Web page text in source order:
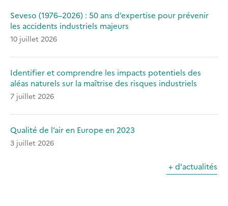
Seveso (1976–2026) : 50 ans d’expertise pour prévenir
les accidents industriels majeurs
10 juillet 2026
Identifier et comprendre les impacts potentiels des
aléas naturels sur la maîtrise des risques industriels
7 juillet 2026
Qualité de l’air en Europe en 2023
3 juillet 2026
+ d'actualités